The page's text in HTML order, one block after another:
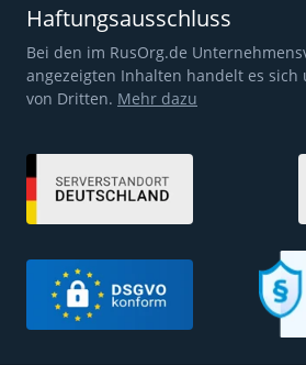
Haftungsausschluss
Bei den im RusOrg.de
angezeigten Inhalten handelt es
von Dritten. Mehr dazu